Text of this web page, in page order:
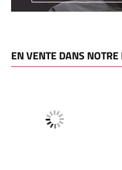
EN VENTE DANS